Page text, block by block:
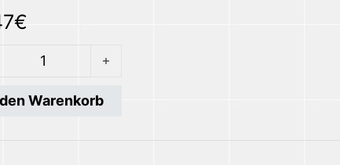
€
Warenkorb